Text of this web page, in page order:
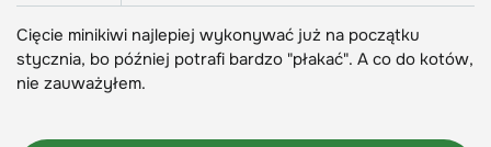
Cięcie minikiwi najlepiej wykonywać już na początku
stycznia, bo później potrafi bardzo "płakać". A co do kotów,
nie zauważyłem.